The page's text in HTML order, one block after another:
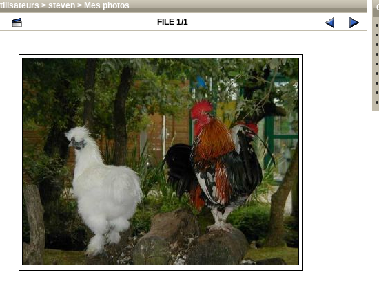
>steven>Mes photos
FILE 1/1
•
•
•
•